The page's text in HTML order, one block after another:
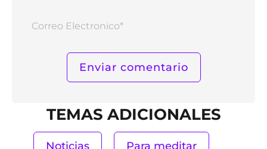
TEMAS ADICIONALES
Noticias Para meditar